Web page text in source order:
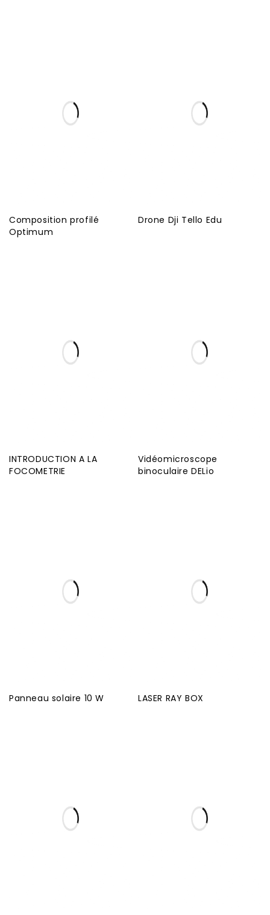
Composition profilé
Optimum
Drone Dji Tello Edu
INTRODUCTION A LA
FOCOMETRIE
Vidéomicroscope
binoculaire DELio
Panneau solaire 10 W LASER RAY BOX